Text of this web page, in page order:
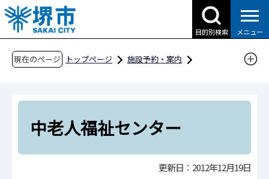
こ
の
ペ
目的別検索 メニュー
現在のページ トップページ
施設予約・案内
老人福祉センター
中老人福祉センター
中老人福祉センター
更新日：2012年12月19日